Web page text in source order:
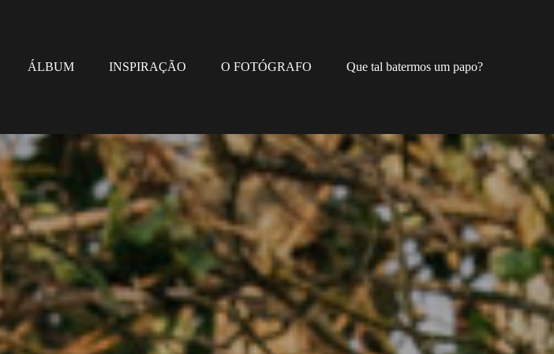
ÁLBUM INSPIRAÇÃO O FOTÓGRAFO Que tal batermos um papo?